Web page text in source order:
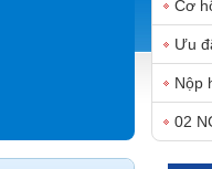
Nộp
02